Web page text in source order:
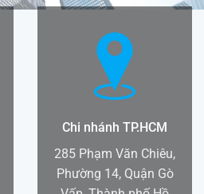
Chi nhánh TP.HCM
285 Phạm Văn Chiêu,
Phường 14, Quận Gò